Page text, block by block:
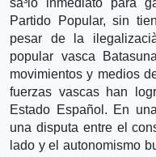
Partido Popular, sin
pesar de la
popular vasca
movimientos y medios
fuerzas vascas han
Estado Español. En
una disputa entre el
lado y el autonomismo